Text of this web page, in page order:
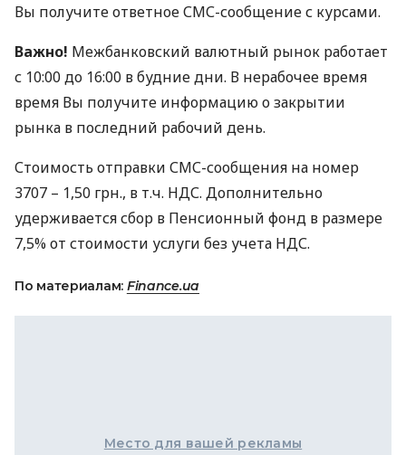
Вы получите ответноеСМС-сообщение с курсами.
Важно! Межбанковский валютный рынок работает
с 10:00 до 16:00 в будние дни. В нерабочее время
время Вы получите информацию о закрытии
рынка в последний рабочий день.
Стоимость отправки СМС-сообщения на номер
3707 – 1,50 грн., в т.ч. НДС. Дополнительно
удерживается сбор в Пенсионный фонд в размере
7,5% от стоимости услуги без учета НДС.
По материалам: Finance.ua
Место для вашей рекламы